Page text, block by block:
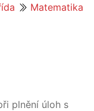
Matematika
plnění úloh s